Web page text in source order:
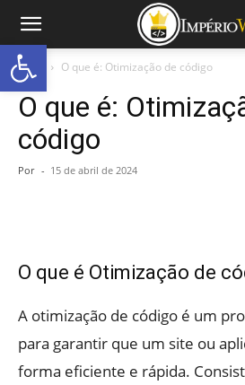
Início O que é: Otimização de código
O que é:
código
Por - 15 de abril de 2024
O que é Otimização de
A otimização de código é um
para garantir que um site ou
forma eficiente e rápida.
Abrir a barra de ferramentas